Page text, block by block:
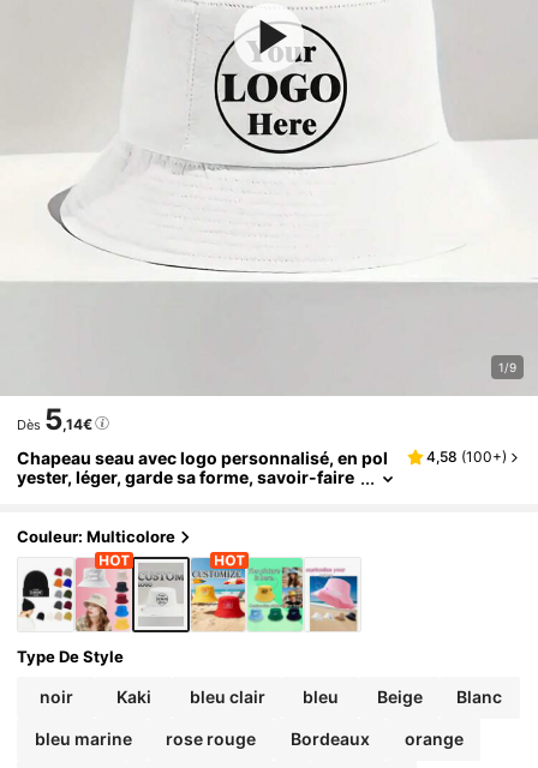
1/9
Dès 5,14€
Chapeau seau avec logo personnalisé, en pol
yester, léger, garde sa forme, savoir-faire
rt quotidien, toutes saisons, cadeau pour la S
aint-Valentin, Thanksgiving, Nouvel An, cadea
u personnalisé
4,58 (100+)
Couleur: Multicolore
Type De Style
noir Kaki bleu clair bleu Beige Blanc
bleu marine rose rouge Bordeaux orange